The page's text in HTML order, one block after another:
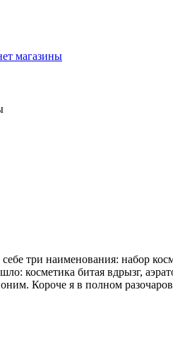
магазины
себе три наименования: набор
косметика битая вдрызг,
Короче я в полном